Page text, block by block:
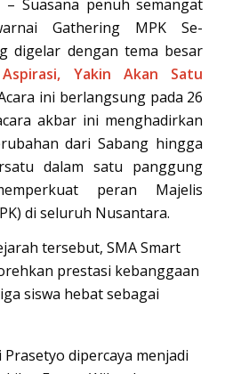
Suasana penuh semangat
Gathering MPK Se-
digelar dengan tema besar
Yakin Akan Satu
ini berlangsung pada 26
akbar ini menghadirkan
dari Sabang hingga
dalam satu panggung
peran Majelis
di seluruh Nusantara.
tersebut, SMA Smart
prestasi kebanggaan
siswa hebat sebagai
dipercaya menjadi